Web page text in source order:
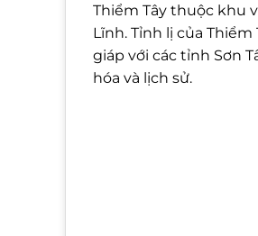
Thiểm Tây thuộc khu
Lĩnh. Tỉnh lị của
giáp với các tỉnh Sơn
hóa và lịch sử.